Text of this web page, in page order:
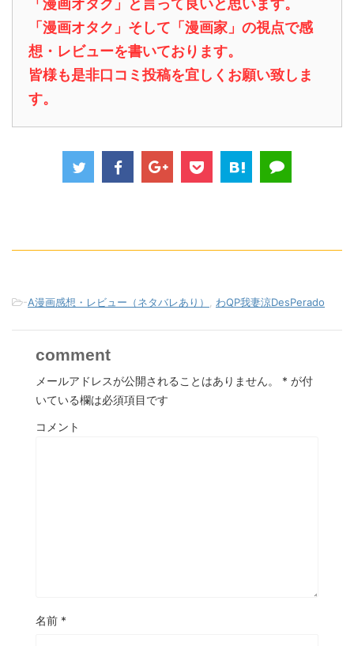
「漫画オタク」と言って良いと思います。
「漫画オタク」そして「漫画家」の視点で感
想・レビューを書いております。
皆様も是非口コミ投稿を宜しくお願い致しま
す。
-A漫画感想・レビュー（ネタバレあり） わQP我妻涼DesPerado
comment
メールアドレスが公開されることはありません。 * が付
いている欄は必須項目です
コメント
名前 *